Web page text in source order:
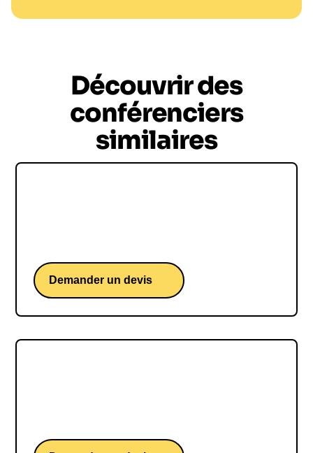
Découvrir des
conférenciers
similaires
Demander un devis